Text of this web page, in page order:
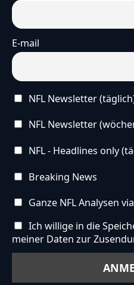
E-mail
NFL Newsletter
NFL Newsletter
NFL - Headlines only
Breaking News
Ganze NFL Analysen
Ich willige in die
meiner Daten zur